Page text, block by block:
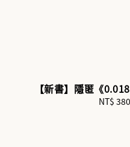
【新書】隱匿《
NT$ 380